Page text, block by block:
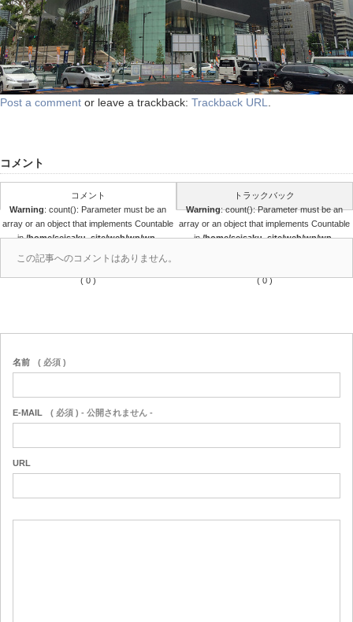
Post a comment or leave a trackback: Trackback URL
コメント
コメント
Warning: count(): Parameter must be an
array or an object that implements Countable
in/home/seisaku_site/web/wp/wp-
content/themes/seisaku/comments.php
36
( 0 )
トラックバック
Warning: count(): Parameter must be an
array or an object that implements Countable
in/home/seisaku_site/web/wp/wp-
( 0 )
この記事へのコメントはありません。
名前 ( 必須 )
E-MAIL ( 必須 ) - 公開されません -
URL